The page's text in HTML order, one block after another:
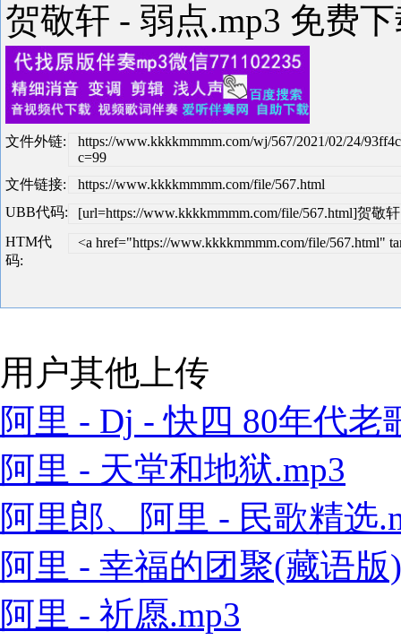
贺敬轩 - 弱点.mp3 免费
文件外链:
https://www.kkkkmmmm.com/wj/567/2021/02/24/
c=99
文件链接:
https://www.kkkkmmmm.com/file/567.html
UBB代码:
[url=https://www.kkkkmmmm.com/file/567.html]贺敬
HTM代
码:
<a href="https://www.kkkkmmmm.com/file/567.html"
用户其他上传
阿里 - Dj - 快四 80年代老
阿里 - 天堂和地狱.mp3
阿里郎、阿里 - 民歌精选
阿里 - 幸福的团聚(藏语版
阿里 - 祈愿.mp3